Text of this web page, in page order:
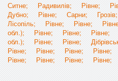
Ситне; Радивилів; Рівне;
Дубно;
Рівне; Сарни; Грозів;
Лісопіль;
Рівне; Рівне;
обл.);
Рівне; Рівне; Рівне;
обл.);
Рівне; Рівне;
Рівне;
Рівне; Рівне; Рівне;
Рівне;
Рівне; Рівне; Рівне;